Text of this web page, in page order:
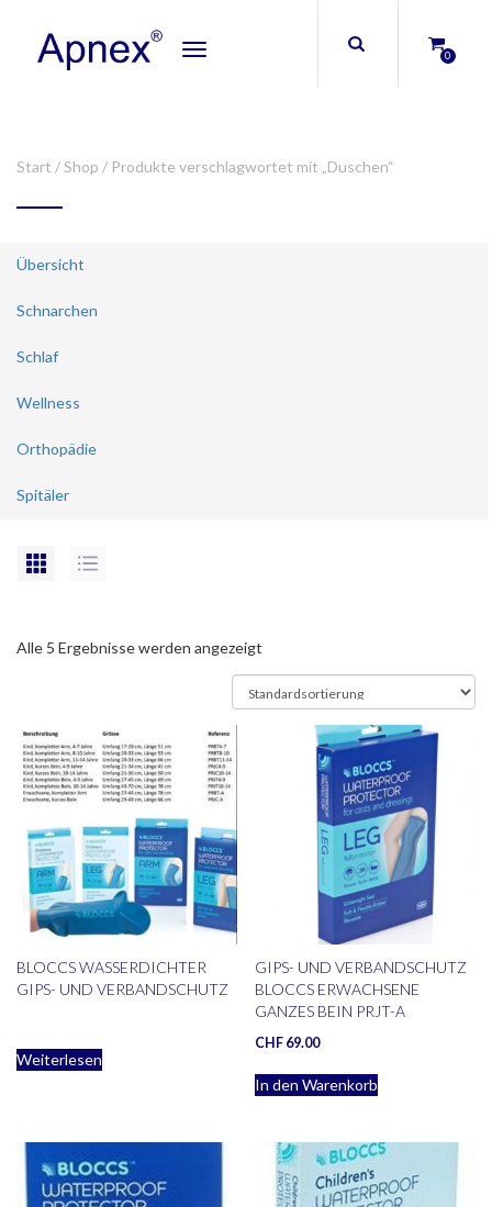
Toggle
0
Start /Shop / Produkte verschlagwortet mit „Duschen“
Übersicht
Schnarchen
Schlaf
Wellness
Orthopädie
Spitäler
Alle 5 Ergebnisse werden angezeigt
BLOCCS WASSERDICHTER
GIPS- UND VERBANDSCHUTZ
Weiterlesen
GIPS- UND VERBANDSCHUTZ
BLOCCS ERWACHSENE
GANZES BEIN PRJT-A
CHF 69.00
In den Warenkorb